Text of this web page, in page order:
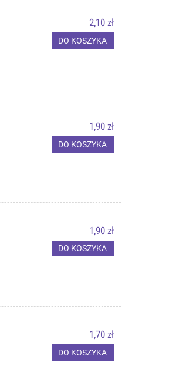
2,10 zł
DO KOSZYKA
1,90 zł
DO KOSZYKA
1,90 zł
DO KOSZYKA
1,70 zł
DO KOSZYKA